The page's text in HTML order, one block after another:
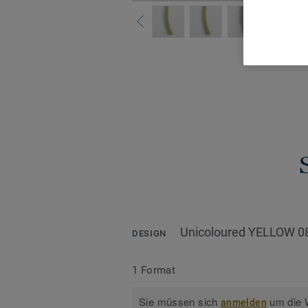
DESIGN Unicoloured YELLOW
1 Format
Sie müssen sichanmelden um die